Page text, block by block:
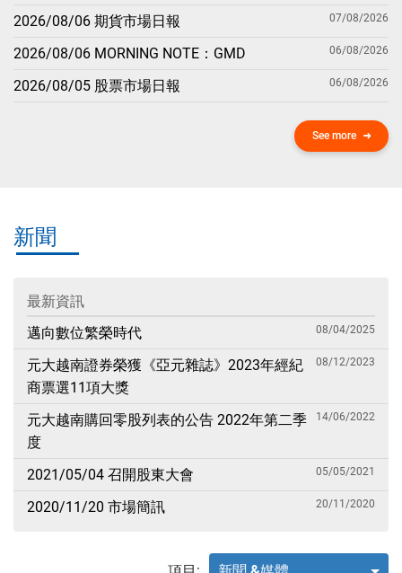
2026/08/06 期貨市場日報 07/08/2026
2026/08/06 MORNING NOTE：GMD 06/08/2026
2026/08/05 股票市場日報 06/08/2026
See more
新聞
最新資訊
邁向數位繁榮時代
08/04/2025
元大越南證券榮獲《亞元雜誌》2023年經紀
商票選11項大獎
08/12/2023
元大越南購回零股列表的公告 2022年第二季
度
14/06/2022
2021/05/04 召開股東大會 05/05/2021
2020/11/20 市場簡訊 20/11/2020